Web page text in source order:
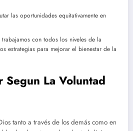
las oportunidades equitativamente en
trabajamos con todos los niveles de la
estrategias para mejorar el bienestar de la
La Voluntad
tanto a través de los demás como en